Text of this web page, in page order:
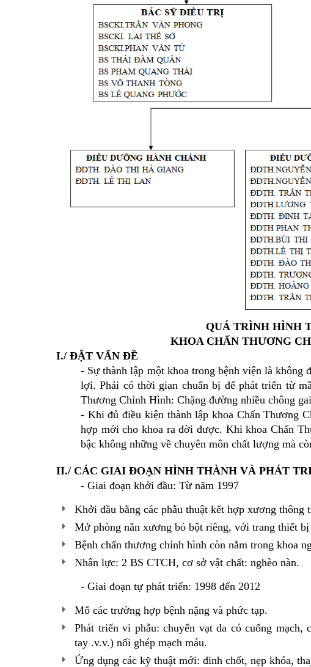
QUÁ TRÌNH HÌNH
KHOA CHẤN THƯƠNG
I./ ĐẶT VẤN ĐỀ
- Sự thành lập một khoa trong bệnh viện là không
lợi. Phải có thời gian chuẩn bị để phát triển từ
Thương Chỉnh Hình: Chặng đường nhiều chông
- Khi đủ điều kiện thành lập khoa Chấn Thương
hợp mới cho khoa ra đời được. Khi khoa Chấn
bậc không những về chuyên môn chất lượng mà
II./ CÁC GIAI ĐOẠN HÌNH THÀNH VÀ PHÁT
- Giai đoạn khởi đầu: Từ năm 1997
Khởi đầu bằng các phẫu thuật kết hợp xương thông
Mở phòng nắn xương bó bột riêng, với trang thiết bị
Bệnh chấn thương chỉnh hình còn nằm trong khoa
Nhân lực: 2 BS CTCH, cơ sở vật chất: nghèo nàn.
- Giai đoạn tự phát triển: 1998 đến 2012
Mổ các trường hợp bệnh nặng và phức tạp.
Phát triển vi phẫu: chuyển vạt da có cuống
tay .v.v.) nối ghép mạch máu.
Ứng dụng các kỹ thuật mới: đinh chốt, nẹp khóa,